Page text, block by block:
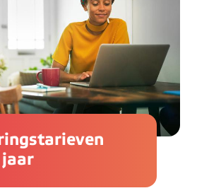
jaar